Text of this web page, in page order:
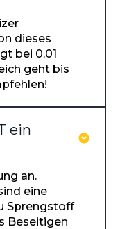
dieses
bei 0,01
geht bis
ein
an.
eine
Sprengstoff
Beseitigen